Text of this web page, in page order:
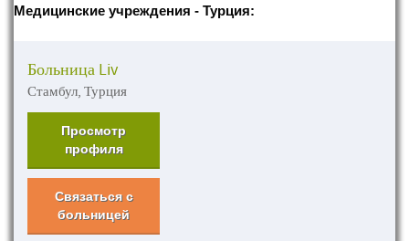
Медицинские учреждения - Турция:
Больница Liv
Стамбул, Турция
Просмотр
профиля
Связаться с
больницей